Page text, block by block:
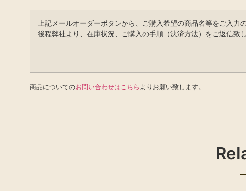
上記メールオーダーボタンから、ご購入希望の商品名等をご入力
後程弊社より、在庫状況、ご購入の手順（決済方法）をご返信致し
商品についてのお問い合わせはこちら よりお願い致します。